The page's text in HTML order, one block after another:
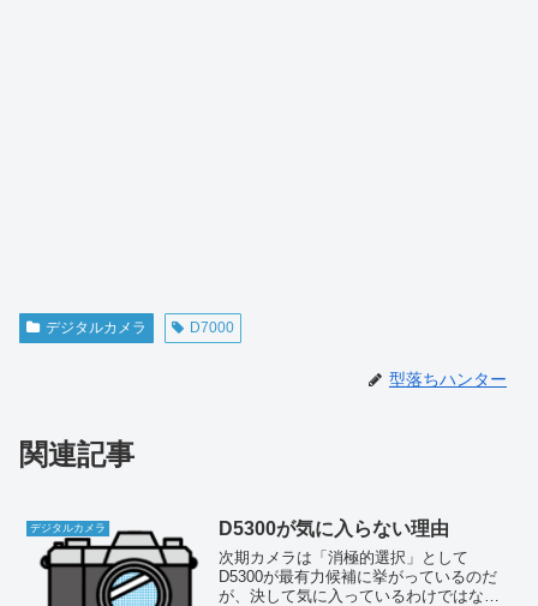
デジタルカメラ D7000
型落ちハンター
関連記事
デジタルカメラ D5300が気に入らない理由
次期カメラは「消極的選択」として
D5300が最有力候補に挙がっているのだ
が、決して気に入っているわけではな